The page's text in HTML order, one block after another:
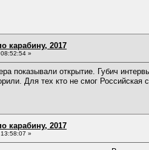
карабину, 2017
»
показывали открытие. Губич
Для тех кто не смог
карабину, 2017
»